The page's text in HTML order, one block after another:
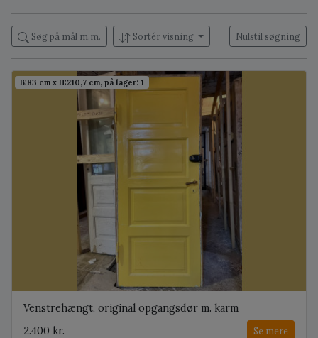
Søg på mål m.m. Sortér visning Nulstil søgning
B:83 cm x H:210,7 cm, på lager: 1
Venstrehængt, original opgangsdør m. karm
2.400 kr.
Se mere